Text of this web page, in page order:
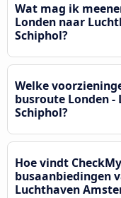
Wat mag ik
Londen naar
Schiphol?
Welke
busroute Londen
Schiphol?
Hoe vindt
busaanbiedingen
Luchthaven